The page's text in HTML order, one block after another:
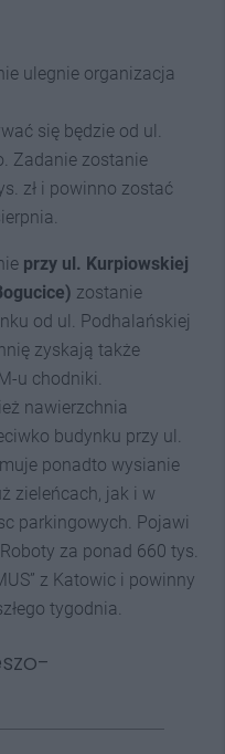
ulegnie organizacja
się będzie od ul.
Zadanie zostanie
zł i powinno zostać
przy ul. Kurpiowskiej
zostanie
od ul. Podhalańskiej
zyskają także
u chodniki.
nawierzchnia
budynku przy ul.
ponadto wysianie
zieleńcach, jak i w
parkingowych. Pojawi
za ponad 660 tys.
z Katowic i powinny
tygodnia.